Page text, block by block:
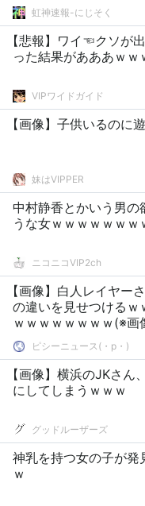
虹神速報-にじそく
【悲報】ワイ☜クソが
った結果があああｗｗ
VIPワイドガイド
【画像】子供いるのに
妹はVIPPER
中村静香とかいう男の
うな女ｗｗｗｗｗｗｗ
ニコニコVIP2ch
【画像】白人レイヤー
の違いを見せつけるｗ
ｗｗｗｗｗｗｗｗ(※画
ピシーニュース(・p・)ゞ
【画像】横浜のJKさん
にしてしまうｗｗｗ
グッドルーザーズ
神乳を持つ女の子が発
ｗ